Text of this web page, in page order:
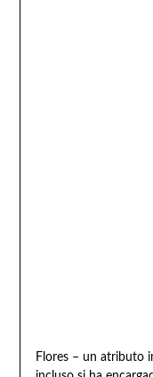
Flores – un atributo